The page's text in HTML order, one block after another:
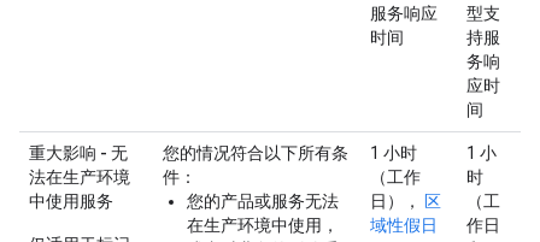
服务响应
时间
型支
持服
务响
应时
间
重大影响 - 无
法在生产环境
中使用服务
您的情况符合以下所有条
件：
您的产品或服务无法
在生产环境中使用，
1 小时
（工作
日），
区
域性假日
1 小
时
（工
作日